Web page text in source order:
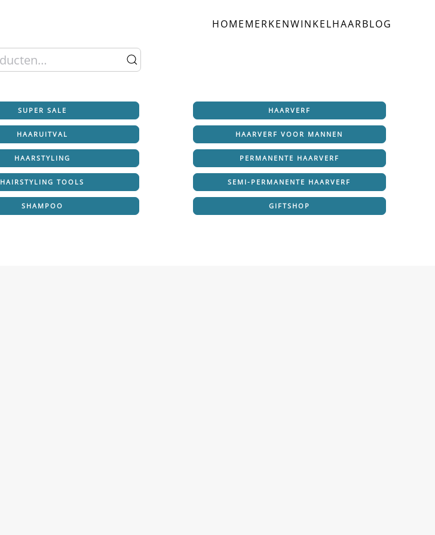
HOMEMERKENWINKELHAARBLOG
SUPER SALE
HAARUITVAL
HAARSTYLING
HAIRSTYLING TOOLS
SHAMPOO
HAARVERF
HAARVERF VOOR MANNEN
PERMANENTE HAARVERF
SEMI-PERMANENTE HAARVERF
GIFTSHOP